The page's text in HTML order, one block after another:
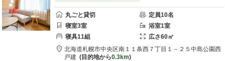
丸ごと貸切 定員10名
寝室3室 浴室1室
寝具11組 広さ60㎡
北海道札幌市中央区南１１条西７丁目１－２５ 中島公園西
戸建
目的地から0.3km